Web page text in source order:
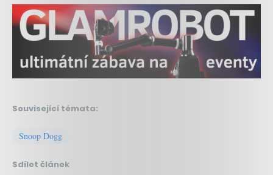
Související témata:
Snoop Dogg
Sdílet článek